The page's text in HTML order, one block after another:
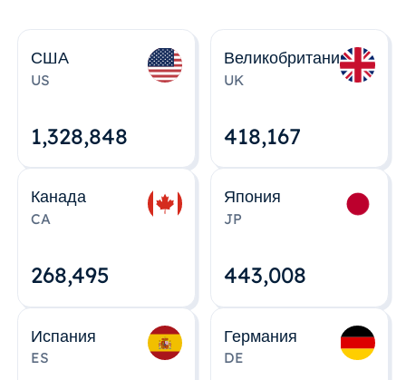
США
US
1,328,848
Великобритания
UK
418,167
Канада
CA
268,495
Япония
JP
443,008
Испания
ES
Германия
DE